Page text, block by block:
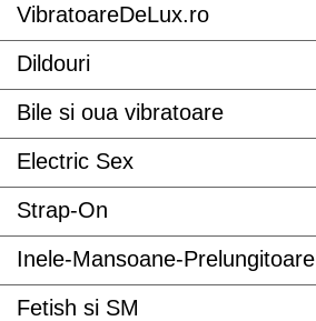
VibratoareDeLux.ro
Dildouri
Bile si oua vibratoare
Electric Sex
Strap-On
Inele-Mansoane-Prelungitoare
Fetish si SM